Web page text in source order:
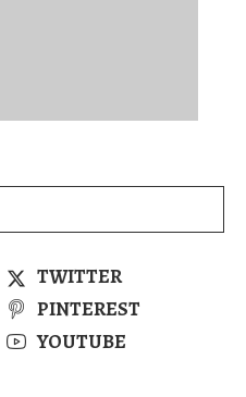
TWITTER
PINTEREST
YOUTUBE